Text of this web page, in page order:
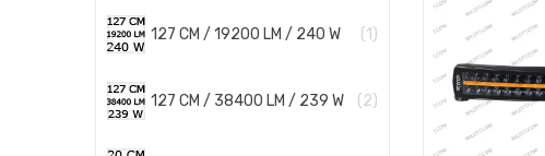
127 CM / 19200 LM / 240 W 1
127 CM / 38400 LM / 239 W 2